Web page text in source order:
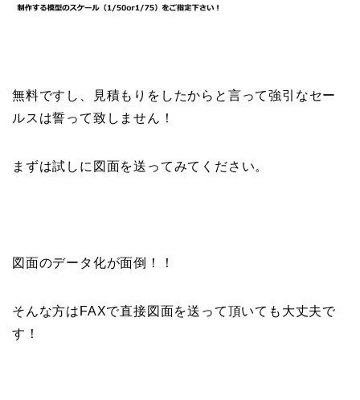
無料ですし、見積もりをしたからと言って強引なセー
ルスは誓って致しません！
まずは試しに図面を送ってみてください。
図面のデータ化が面倒！！
そんな方はFAXで直接図面を送って頂いても大丈夫で
す！